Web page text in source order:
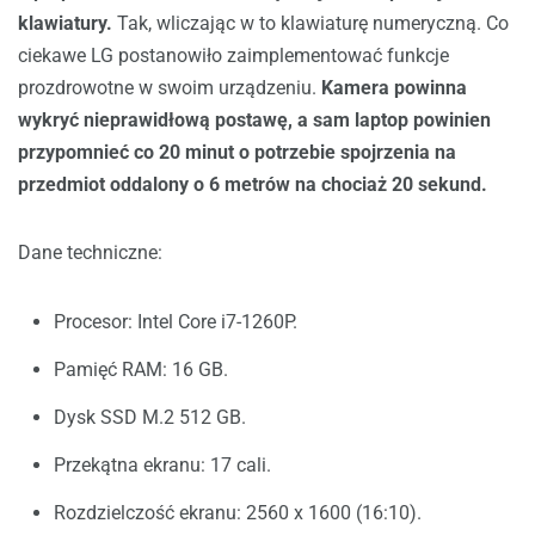
klawiatury. Tak, wliczając w to klawiaturę numeryczną. Co
ciekawe LG postanowiło zaimplementować funkcje
prozdrowotne w swoim urządzeniu. Kamera powinna
wykryć nieprawidłową postawę, a sam laptop powinien
przypomnieć co 20 minut o potrzebie spojrzenia na
przedmiot oddalony o 6 metrów na chociaż 20 sekund.
Dane techniczne:
Procesor: Intel Core i7-1260P.
Pamięć RAM: 16 GB.
Dysk SSD M.2 512 GB.
Przekątna ekranu: 17 cali.
Rozdzielczość ekranu: 2560 x 1600 (16:10).